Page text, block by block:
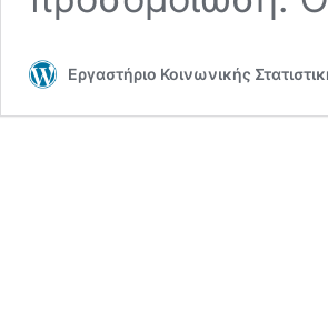
Εργαστήριο Κοινωνικής